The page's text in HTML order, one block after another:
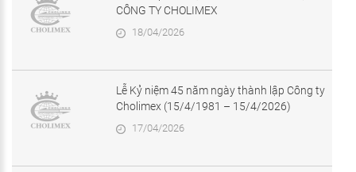
CÔNG TY CHOLIMEX
18/04/2026
Lễ Kỷ niệm 45 năm ngày thành lập Công ty
Cholimex (15/4/1981 – 15/4/2026)
17/04/2026